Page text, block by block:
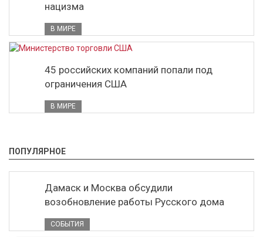
нацизма
В МИРЕ
45 российских компаний попали под
ограничения США
В МИРЕ
ПОПУЛЯРНОЕ
Дамаск и Москва обсудили
возобновление работы Русского дома
СОБЫТИЯ